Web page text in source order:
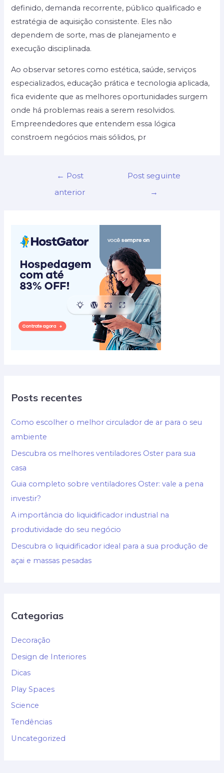
definido, demanda recorrente, público qualificado e
estratégia de aquisição consistente. Eles não
dependem de sorte, mas de planejamento e
execução disciplinada.
Ao observar setores como estética, saúde, serviços
especializados, educação prática e tecnologia aplicada,
fica evidente que as melhores oportunidades surgem
onde há problemas reais a serem resolvidos.
Empreendedores que entendem essa lógica
constroem negócios mais sólidos, pr
Navegação
← Post
anterior
Post seguinte
→
Posts recentes
Como escolher o melhor circulador de ar para o seu
ambiente
Descubra os melhores ventiladores Oster para sua
casa
Guia completo sobre ventiladores Oster: vale a pena
investir?
A importância do liquidificador industrial na
produtividade do seu negócio
Descubra o liquidificador ideal para a sua produção de
açai e massas pesadas
Categorias
Decoração
Design de Interiores
Dicas
Play Spaces
Science
Tendências
Uncategorized